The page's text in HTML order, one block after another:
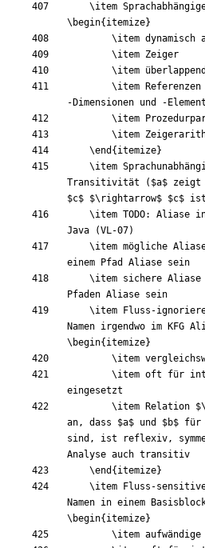
\item
\begin{ itemize}
\item
\item
\item
\item
\item
\item
\end { itemize}
\item
Transitivität ( $a$ zeigt
$c$ $\rightarrow$ $c$
\item TODO: Aliase
\item mögliche
\item sichere Aliase
\item Fluss-
\begin{ itemize}
\item
\item oft für
\item Relation $
an, dass $a$ und $b$ für
sind, ist reflexiv,
\end { itemize}
\item Fluss-
\begin{ itemize}
\item